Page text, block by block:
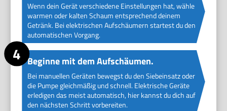
Wenn dein Gerät verschiedene Einstellungen hat, wähle
warmen oder kalten Schaum entsprechend deinem
Getränk. Bei elektrischen Aufschäumern startest du den
automatischen Vorgang.
Beginne mit dem Aufschäumen.
Bei manuellen Geräten bewegst du den Siebeinsatz oder
die Pumpe gleichmäßig und schnell. Elektrische Geräte
erledigen das meist automatisch, hier kannst du dich auf
den nächsten Schritt vorbereiten.